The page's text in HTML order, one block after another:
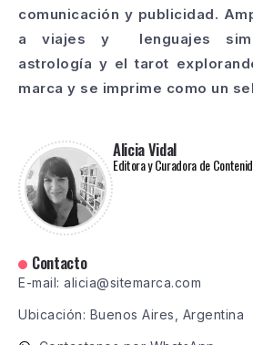
comunicación y publicidad.
a viajes y lenguajes
astrología y el tarot
marca y se imprime como un
Alicia Vidal
Editora y Curadora de
Contacto
E-mail: alicia@sitemarca.com
Ubicación: Buenos Aires, Argentina